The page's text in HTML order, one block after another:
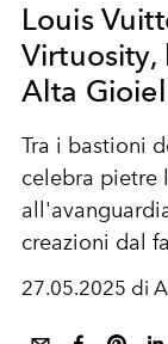
Louis
Virtuosity,
Alta
Tra i bastioni
celebra pietre
creazioni dal
27.05.2025 di